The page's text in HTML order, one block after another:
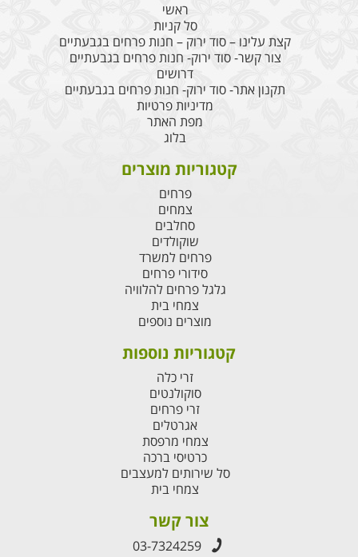
ראשי
סל קניות
קצת עלינו – סוד ירוק – חנות פרחים בגבעתיים
צור קשר- סוד ירוק- חנות פרחים בגבעתיים
דרושים
תקנון אתר- סוד ירוק- חנות פרחים בגבעתיים
מדיניות פרטיות
מפת האתר
בלוג
קטגוריות מוצרים
פרחים
צמחים
סחלבים
שוקולדים
פרחים למשרד
סידורי פרחים
גלגל פרחים להלוויה
צמחי בית
מוצרים נוספים
קטגוריות נוספות
זרי כלה
סוקולנטים
זרי פרחים
אגרטלים
צמחי מרפסת
כרטיסי ברכה
סל שירותים למעצבים
צמחי בית
צור קשר
03-7324259